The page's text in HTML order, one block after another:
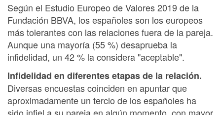
Según el Estudio Europeo de Valores 2019 de la
Fundación BBVA, los españoles son los europeos
más tolerantes con las relaciones fuera de la pareja.
Aunque una mayoría (55 %) desaprueba la
infidelidad, un 42 % la considera "aceptable".
Infidelidad en diferentes etapas de la relación.
Diversas encuestas coinciden en apuntar que
aproximadamente un tercio de los españoles ha